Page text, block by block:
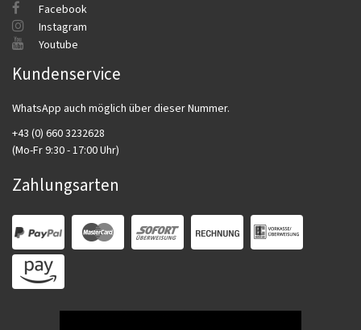
Facebook
Instagram
Youtube
Kundenservice
WhatsApp auch möglich über dieser Nummer.
+43 (0) 660 3232628
(Mo-Fr 9:30 - 17:00 Uhr)
Zahlungsarten